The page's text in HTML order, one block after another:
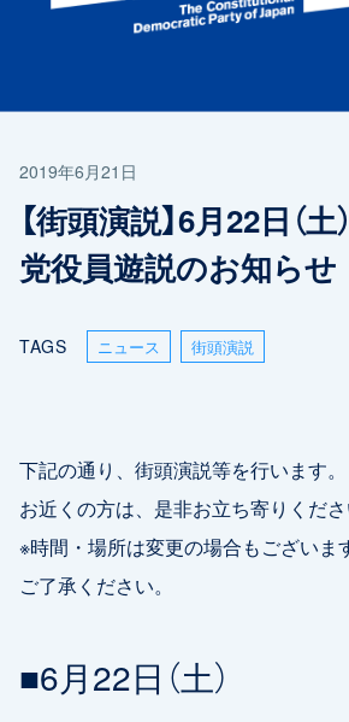
2019年6月21日
【街頭演説】6月22日（土
党役員遊説のお知らせ
TAGS ニュース 街頭演説
下記の通り、街頭演説等を行います。
お近くの方は、是非お立ち寄りくださ
※時間・場所は変更の場合もございま
ご了承ください。
■6月22日（土）